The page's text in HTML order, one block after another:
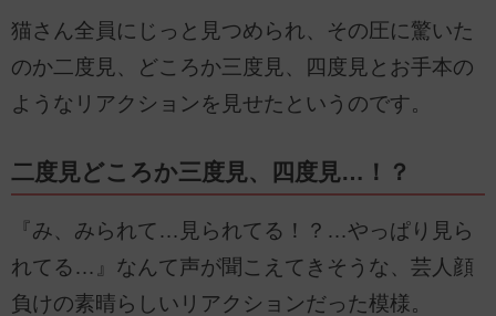
猫さん全員にじっと見つめられ、その圧に驚いた
のか二度見、どころか三度見、四度見とお手本の
ようなリアクションを見せたというのです。
二度見どころか三度見、四度見…！？
『み、みられて…見られてる！？…やっぱり見ら
れてる…』なんて声が聞こえてきそうな、芸人顔
負けの素晴らしいリアクションだった模様。